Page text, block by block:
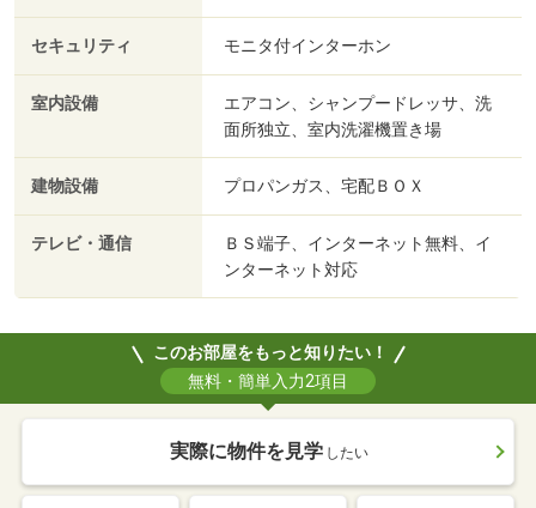
セキュリティ モニタ付インターホン
室内設備
エアコン、シャンプードレッサ、洗
面所独立、室内洗濯機置き場
建物設備 プロパンガス、宅配ＢＯＸ
テレビ・通信
ＢＳ端子、インターネット無料、イ
ンターネット対応
このお部屋をもっと知りたい！
無料・簡単入力2項目
実際に物件を見学 したい